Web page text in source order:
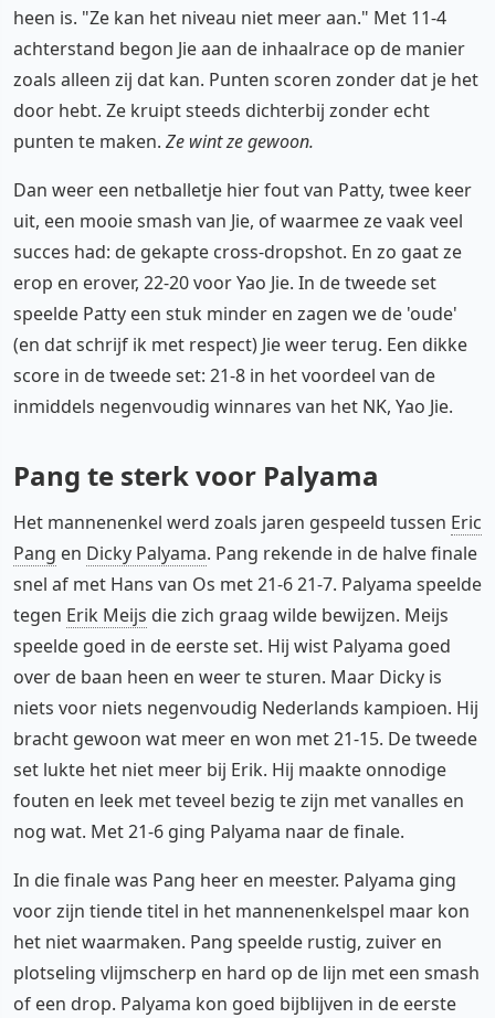
heen is. "Ze kan het niveau niet meer aan." Met 11-4
achterstand begon Jie aan de inhaalrace op de manier
zoals alleen zij dat kan. Punten scoren zonder dat je het
door hebt. Ze kruipt steeds dichterbij zonder echt
punten te maken. Ze wint ze gewoon.
Dan weer een netballetje hier fout van Patty, twee keer
uit, een mooie smash van Jie, of waarmee ze vaak veel
succes had: de gekapte cross-dropshot. En zo gaat ze
erop en erover, 22-20 voor Yao Jie. In de tweede set
speelde Patty een stuk minder en zagen we de 'oude'
(en dat schrijf ik met respect) Jie weer terug. Een dikke
score in de tweede set: 21-8 in het voordeel van de
inmiddels negenvoudig winnares van het NK, Yao Jie.
Pang te sterk voor Palyama
Het mannenenkel werd zoals jaren gespeeld tussen Eric
Pang en Dicky Palyama. Pang rekende in de halve finale
snel af met Hans van Os met 21-6 21-7. Palyama speelde
tegen Erik Meijs die zich graag wilde bewijzen. Meijs
speelde goed in de eerste set. Hij wist Palyama goed
over de baan heen en weer te sturen. Maar Dicky is
niets voor niets negenvoudig Nederlands kampioen. Hij
bracht gewoon wat meer en won met 21-15. De tweede
set lukte het niet meer bij Erik. Hij maakte onnodige
fouten en leek met teveel bezig te zijn met vanalles en
nog wat. Met 21-6 ging Palyama naar de finale.
In die finale was Pang heer en meester. Palyama ging
voor zijn tiende titel in het mannenenkelspel maar kon
het niet waarmaken. Pang speelde rustig, zuiver en
plotseling vlijmscherp en hard op de lijn met een smash
of een drop. Palyama kon goed bijblijven in de eerste